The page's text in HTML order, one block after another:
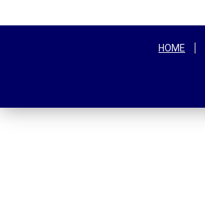
HOME